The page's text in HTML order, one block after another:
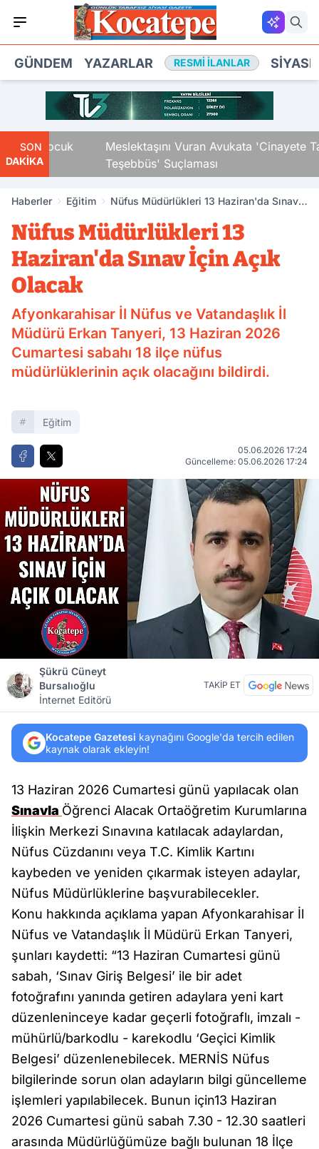
GÜNDEM YAZARLAR RESMI İLANLAR
SON
DAKİKA
Çocuk
Meslektaşını Vuran Avukata 'Cinayete Tam
Teşebbüs' Suçlaması
Haberler Eğitim
Nüfus Müdürlükleri 13 Haziran'da Sınav
Nüfus Müdürlükleri 13
Haziran'da Sınav İçin Açık
Olacak
Afyonkarahisar İl Nüfus ve Vatandaşlık İl
Müdürü Erkan Tanyeri, 13 Haziran 2026
Cumartesi sabahı 18 ilçe nüfus
müdürlüklerinin açık olacağını bildirdi.
Eğitim
05.06.2026 17:24
Güncelleme: 05.06.2026 17:24
Şükrü Cüneyt
Bursalıoğlu
İnternet Editörü
TAKİP ET
Kocatepe Gazetesi kaynağını Google'da tercih edilen
kaynak olarak ekleyin!
13 Haziran 2026 Cumartesi günü yapılacak olan
Sınavla Öğrenci Alacak Ortaöğretim Kurumlarına
İlişkin Merkezi Sınavına katılacak adaylardan,
Nüfus Cüzdanını veya T.C. Kimlik Kartını
kaybeden ve yeniden çıkarmak isteyen adaylar,
Nüfus Müdürlüklerine başvurabilecekler.
Konu hakkında açıklama yapan Afyonkarahisar İl
Nüfus ve Vatandaşlık İl Müdürü Erkan Tanyeri,
şunları kaydetti: “13 Haziran Cumartesi günü
sabah, ‘Sınav Giriş Belgesi’ ile bir adet
fotoğrafını yanında getiren adaylara yeni kart
düzenleninceye kadar geçerli fotoğraflı, imzalı -
mühürlü/barkodlu - karekodlu ‘Geçici Kimlik
Belgesi’ düzenlenebilecek. MERNİS Nüfus
bilgilerinde sorun olan adayların bilgi güncelleme
işlemleri yapılabilecek. Bunun için13 Haziran
2026 Cumartesi günü sabah 7.30 - 12.30 saatleri
arasında Müdürlüğümüze bağlı bulunan 18 İlçe